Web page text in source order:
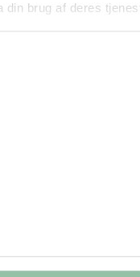
din brug af deres
andre
fødevarer er mere end